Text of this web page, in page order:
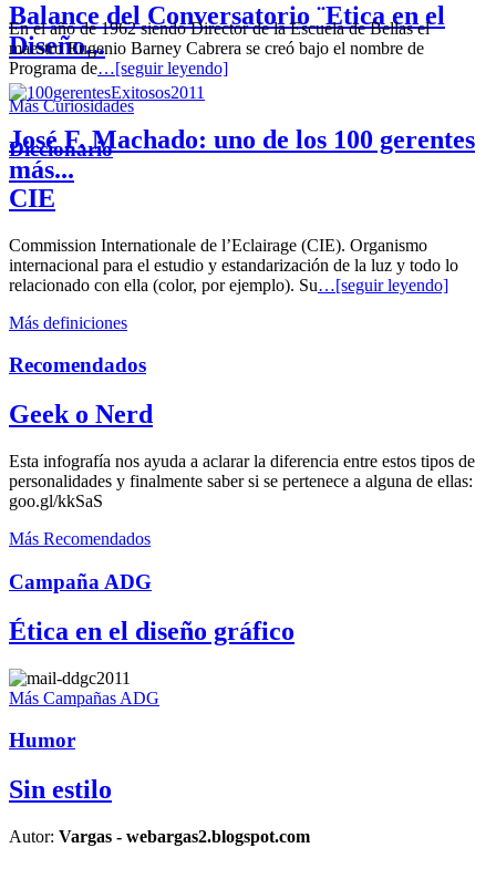
Balance del Conversatorio ¨Etica en el
Diseño...
José F. Machado: uno de los 100 gerentes
más...
En el año de 1962 siendo Director de la Escuela de Bellas el
maestro Eugenio Barney Cabrera se creó bajo el nombre de
Programa de…[seguir leyendo]
Más Curiosidades
Diccionario
CIE
Commission Internationale de l’Eclairage (CIE). Organismo
internacional para el estudio y estandarización de la luz y todo lo
relacionado con ella (color, por ejemplo). Su…[seguir leyendo]
Más definiciones
Recomendados
Geek o Nerd
Esta infografía nos ayuda a aclarar la diferencia entre estos tipos de
personalidades y finalmente saber si se pertenece a alguna de ellas:
goo.gl/kkSaS
Más Recomendados
Campaña ADG
Ética en el diseño gráfico
Más Campañas ADG
Humor
Sin estilo
Autor: Vargas - webargas2.blogspot.com